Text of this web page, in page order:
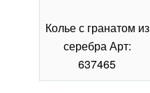
Колье с гранатом из
серебра Арт:
637465